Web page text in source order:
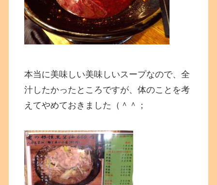
本当に美味しい美味しいスープなので、全
汁したかったところですが、体のことを考
えてやめておきました（＾＾；